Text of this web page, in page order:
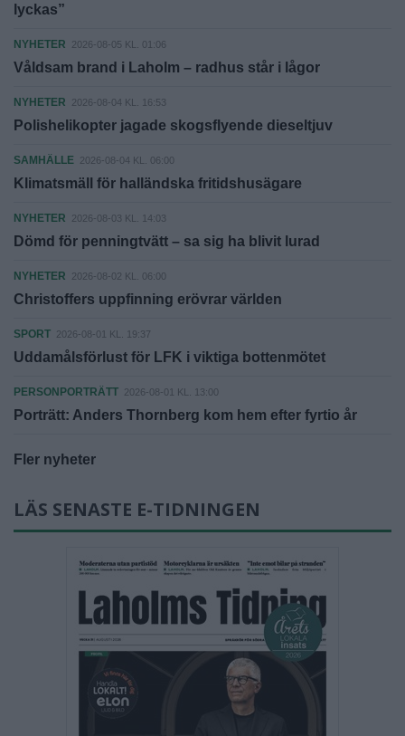
lyckas”
NYHETER 2026-08-05 KL. 01:06
Våldsam brand i Laholm – radhus står i lågor
NYHETER 2026-08-04 KL. 16:53
Polishelikopter jagade skogsflyende dieseltjuv
SAMHÄLLE 2026-08-04 KL. 06:00
Klimatsmäll för halländska fritidshusägare
NYHETER 2026-08-03 KL. 14:03
Dömd för penningtvätt – sa sig ha blivit lurad
NYHETER 2026-08-02 KL. 06:00
Christoffers uppfinning erövrar världen
SPORT 2026-08-01 KL. 19:37
Uddamålsförlust för LFK i viktiga bottenmötet
PERSONPORTRÄTT 2026-08-01 KL. 13:00
Porträtt: Anders Thornberg kom hem efter fyrtio år
Fler nyheter
LÄS SENASTE E-TIDNINGEN